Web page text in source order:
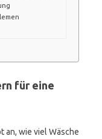
für eine
an, wie viel Wäsche